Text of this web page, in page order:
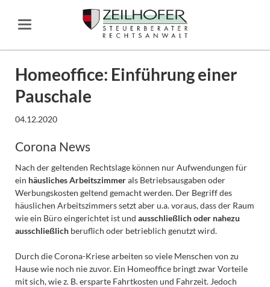
Homeoffice: Einführung einer
Pauschale
04.12.2020
Corona News
Nach der geltenden Rechtslage können nur Aufwendungen für
ein häusliches Arbeitszimmerals Betriebsausgaben oder
Werbungskosten geltend gemacht werden. Der Begriff des
häuslichen Arbeitszimmers setzt aber u.a. voraus, dass der Raum
wie ein Büro eingerichtet ist und ausschließlich oder nahezu
ausschließlichberuflich oder betrieblich genutzt wird.
Durch die Corona-Kriese arbeiten so viele Menschen von zu
Hause wie noch nie zuvor. Ein Homeoffice bringt zwar Vorteile
mit sich, wie z. B. ersparte Fahrtkosten und Fahrzeit. Jedoch